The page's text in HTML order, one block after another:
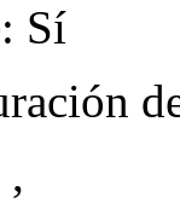
Sí
,